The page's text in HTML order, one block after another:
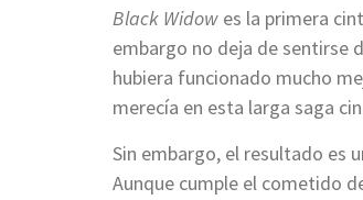
Black Widow es la primera
embargo no deja de sentirse
hubiera funcionado mucho
merecía en esta larga saga
Sin embargo, el resultado es
Aunque cumple el cometido